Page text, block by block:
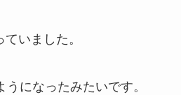
いました。
になったみたいです。